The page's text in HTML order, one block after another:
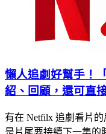
懶人追劇好幫手！
紹、回顧，還可直
有在 Netfilx 追劇看片
是片尾要接續下一集的